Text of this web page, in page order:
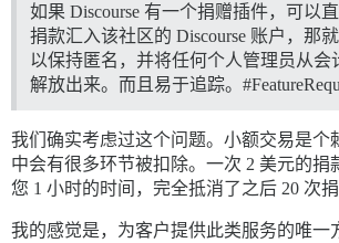
如果 Discourse 有一个捐赠插件，可以
捐款汇入该社区的 Discourse 账户，那
以保持匿名，并将任何个人管理员从会
解放出来。而且易于追踪。
我们确实考虑过这个问题。小额交易是个
中会有很多环节被扣除。一次 2 美元的捐
您 1 小时的时间，完全抵消了之后 20 次捐
我的感觉是，为客户提供此类服务的唯一